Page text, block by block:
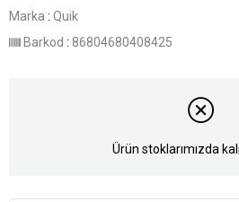
Marka : Quik
Barkod : 86804680408425
Ürün stoklarımızda